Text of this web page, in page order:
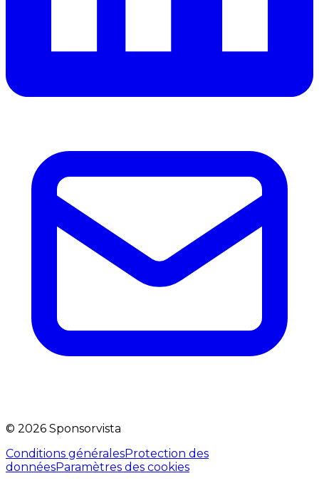
© 2026 Sponsorvista
Conditions généralesProtection des
donnéesParamètres des cookies